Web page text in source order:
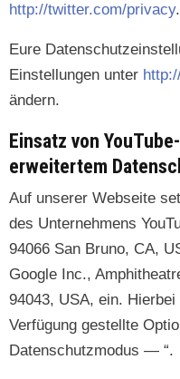
http://twitter.com/privacy.
Eure
Ein­stel­lun­gen unter
ändern.
Einsatz von
erweitertem
Auf unser­er Web­seite
des Unternehmens
94066 San Bruno, CA,
Google Inc.,
94043, USA, ein.
Ver­fü­gung gestellte
Datenschutzmodus — “.